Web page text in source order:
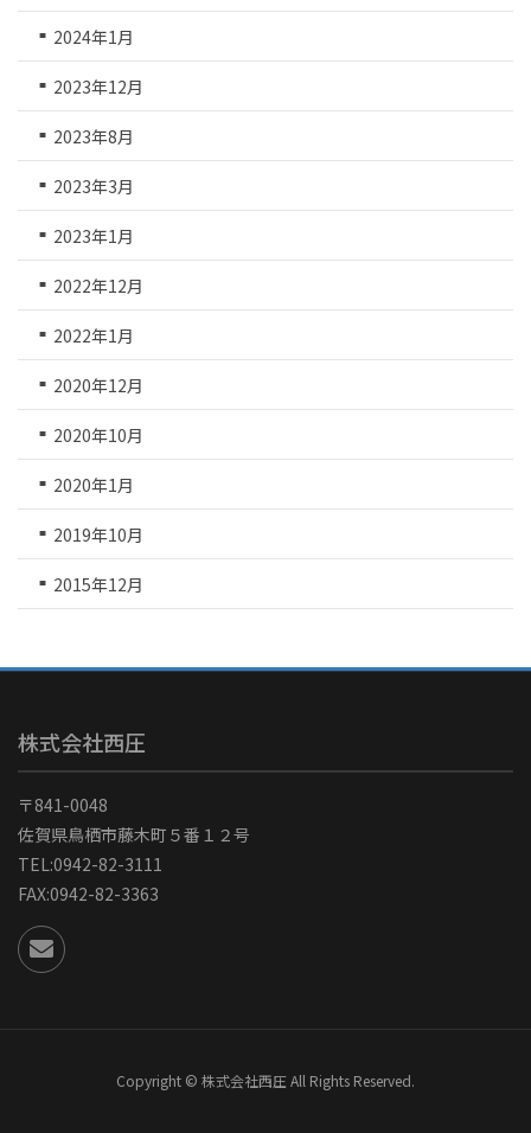
2024年1月
2023年12月
2023年8月
2023年3月
2023年1月
2022年12月
2022年1月
2020年12月
2020年10月
2020年1月
2019年10月
2015年12月
株式会社西圧
〒841-0048
佐賀県鳥栖市藤木町５番１２号
TEL:0942-82-3111
FAX:0942-82-3363
Copyright © 株式会社西圧 All Rights Reserved.